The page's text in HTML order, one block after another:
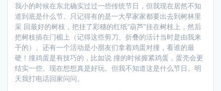
我小的时候在东北确实过过一些传统节日，但我现在居然不知
道到底是什么节。只记得有的是一大早家家都要出去到树林里
采 回最好的树枝，把挂了彩穗的红纸“葫芦”挂在树枝上，然后
把树枝插在门楣上（记得这些剪刀、折叠的活计当时是由我来
干的）。还有一个活动是小朋友们拿着鸡蛋对撞，看谁的最
硬！撞鸡蛋是有技巧的，比如说 撞的时候握紧鸡蛋，蛋壳会更
结实一些。现在想想真是好玩。但我不知道这是什么节日。明
天我打电话回家问问。